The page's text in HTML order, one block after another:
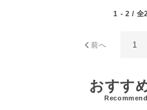
1 - 2 / 全
前へ 1
おすす